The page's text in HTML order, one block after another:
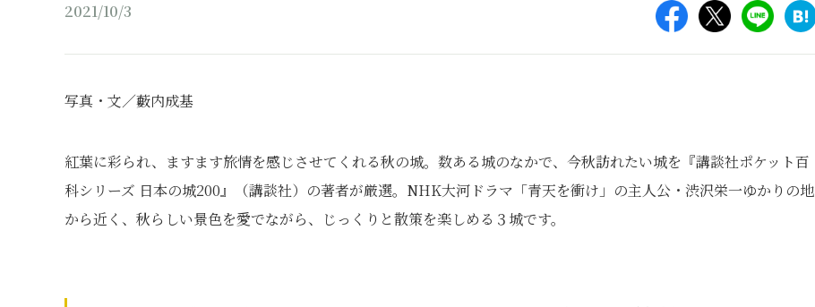
2021/10/3
写真・文／藪内成基
紅葉に彩られ、ますます旅情を感じさせてくれる秋の城。数ある城のなかで、今秋訪れたい城を『講談社ポケット百
科シリーズ 日本の城200』（講談社）の著者が厳選。NHK大河ドラマ「青天を衝け」の主人公・渋沢栄一ゆかりの地
から近く、秋らしい景色を愛でながら、じっくりと散策を楽しめる３城です。